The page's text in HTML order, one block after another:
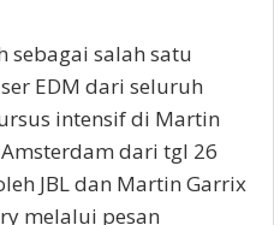
sebagai salah satu
EDM dari seluruh
intensif di Martin
dari tgl 26
JBL dan Martin Garrix
melalui pesan